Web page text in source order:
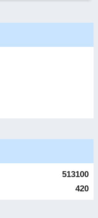
513100
420